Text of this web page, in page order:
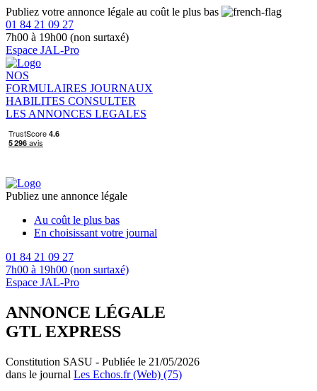
Publiez votre annonce légale au coût le plus bas
01 84 21 09 27
7h00 à 19h00 (non surtaxé)
Espace JAL-Pro
NOS
FORMULAIRES JOURNAUX
HABILITES CONSULTER
LES ANNONCES LEGALES
Publiez une annonce légale
Au coût le plus bas
En choisissant votre journal
01 84 21 09 27
7h00 à 19h00 (non surtaxé)
Espace JAL-Pro
ANNONCE LÉGALE
GTL EXPRESS
Constitution SASU - Publiée le 21/05/2026
dans le journal Les Echos.fr (Web) (75)